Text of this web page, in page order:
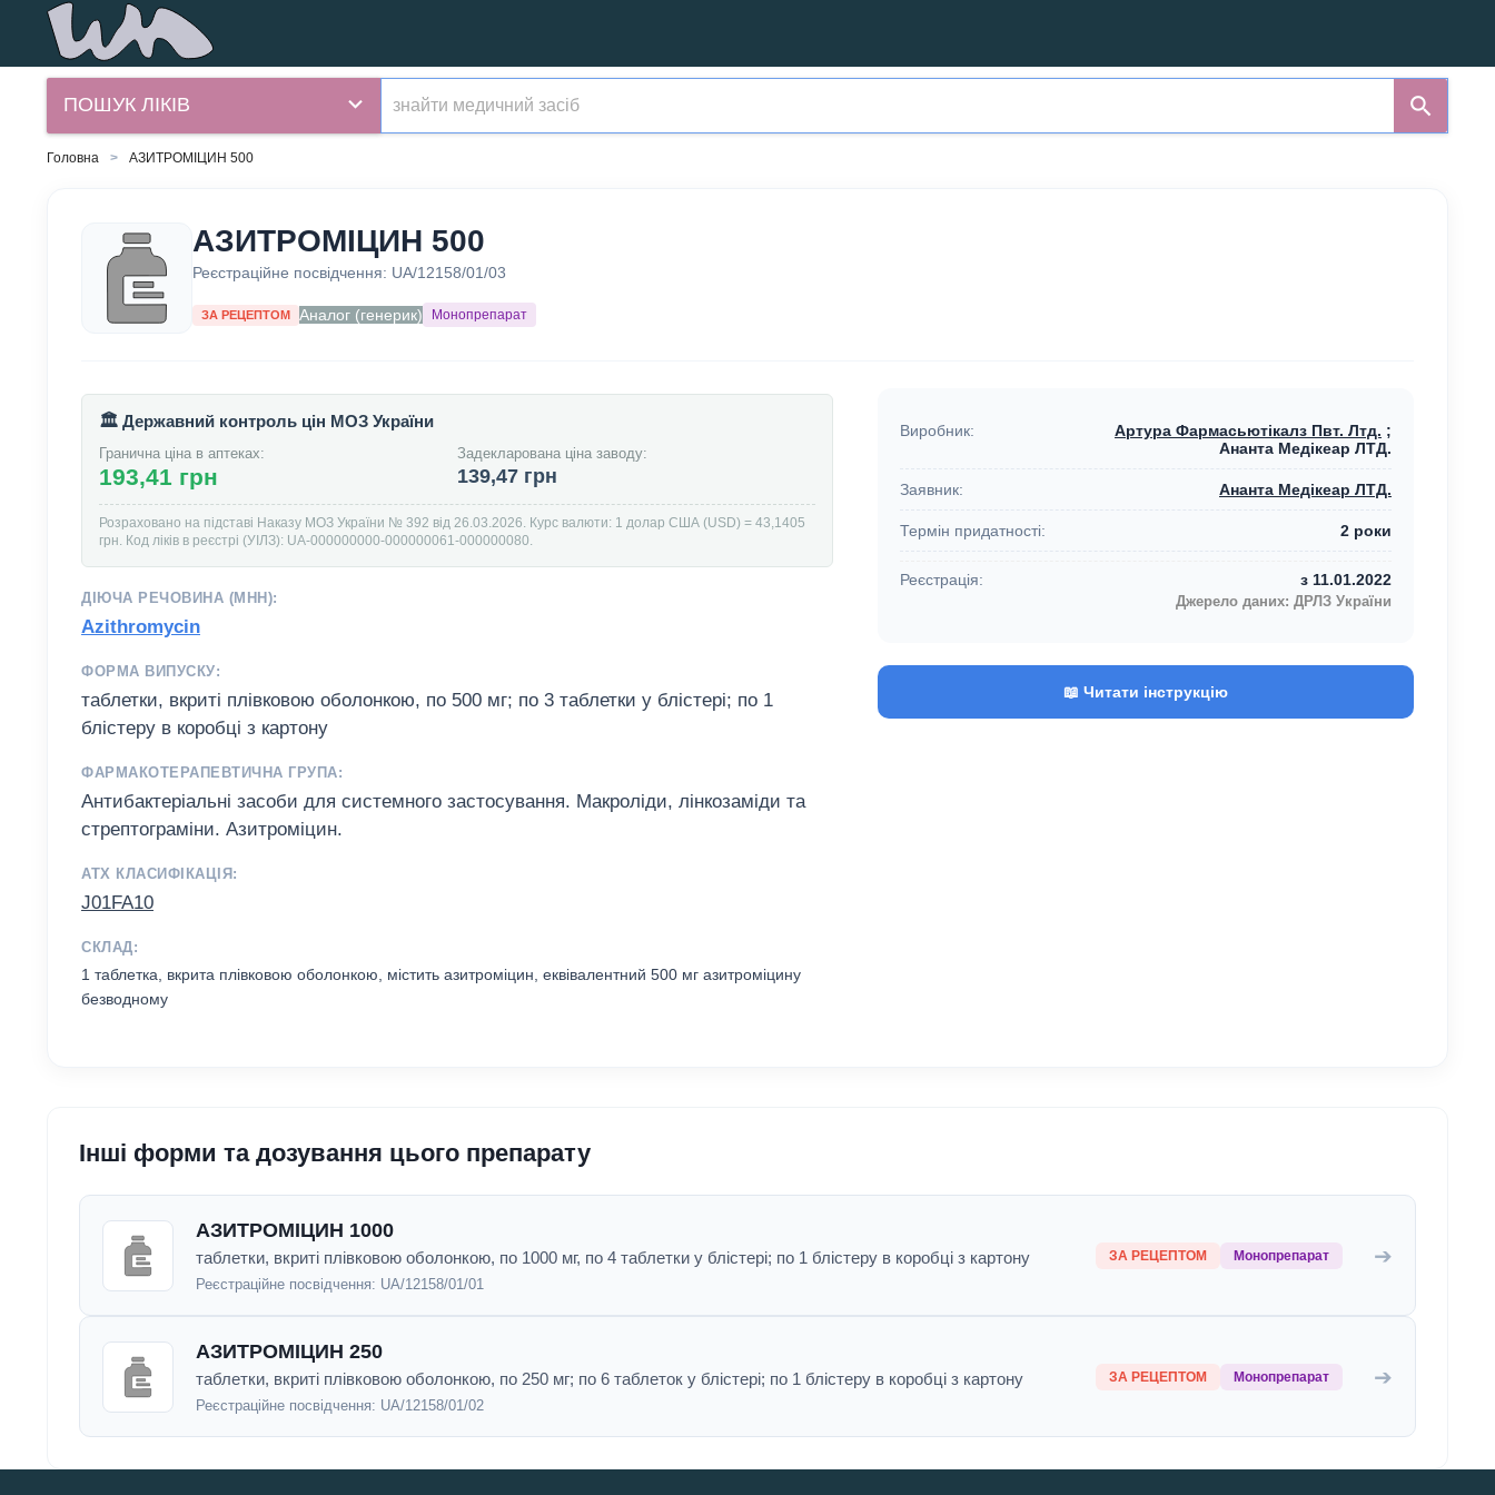
ПОШУК ЛІКІВ
Головна АЗИТРОМІЦИН 500
АЗИТРОМІЦИН 500
Реєстраційне посвідчення: UA/12158/01/03
ЗА РЕЦЕПТОМ Аналог (генерик) Монопрепарат
🏛️ Державний контроль цін МОЗ України
Гранична ціна в аптеках:
193,41 грн
Задекларована ціна заводу:
139,47 грн
Розраховано на підставі Наказу МОЗ України № 392 від 26.03.2026. Курс валюти: 1 долар США (USD) = 43,1405
грн. Код ліків в реєстрі (УІЛЗ): UA-000000000-000000061-000000080.
ДІЮЧА РЕЧОВИНА (МНН):
Azithromycin
ФОРМА ВИПУСКУ:
таблетки, вкриті плівковою оболонкою, по 500 мг; по 3 таблетки у блістері; по 1
блістеру в коробці з картону
ФАРМАКОТЕРАПЕВТИЧНА ГРУПА:
Антибактеріальні засоби для системного застосування. Макроліди, лінкозаміди та
стрептограміни. Азитроміцин.
АТХ КЛАСИФІКАЦІЯ:
J01FA10
СКЛАД:
1 таблетка, вкрита плівковою оболонкою, містить азитроміцин, еквівалентний 500 мг азитроміцину
безводному
Виробник: Артура Фармасьютікалз Пвт. Лтд. ;
Ананта Медікеар ЛТД.
Заявник: Ананта Медікеар ЛТД.
Термін придатності: 2 роки
Реєстрація: з 11.01.2022
Джерело даних: ДРЛЗ України
📖 Читати інструкцію
Інші форми та дозування цього препарату
АЗИТРОМІЦИН 1000
таблетки, вкриті плівковою оболонкою, по 1000 мг, по 4 таблетки у блістері; по 1 блістеру в коробці з картону
Реєстраційне посвідчення: UA/12158/01/01
ЗА РЕЦЕПТОМ Монопрепарат ➔
АЗИТРОМІЦИН 250
таблетки, вкриті плівковою оболонкою, по 250 мг; по 6 таблеток у блістері; по 1 блістеру в коробці з картону
Реєстраційне посвідчення: UA/12158/01/02
ЗА РЕЦЕПТОМ Монопрепарат ➔